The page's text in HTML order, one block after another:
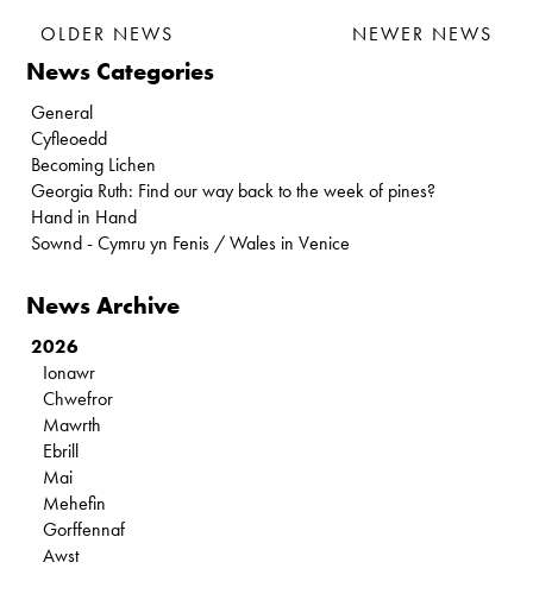
OLDER NEWS NEWER NEWS
News Categories
General
Cyfleoedd
Becoming Lichen
Georgia Ruth: Find our way back to the week of pines?
Hand in Hand
Sownd - Cymru yn Fenis / Wales in Venice
News Archive
2026
Ionawr
Chwefror
Mawrth
Ebrill
Mai
Mehefin
Gorffennaf
Awst